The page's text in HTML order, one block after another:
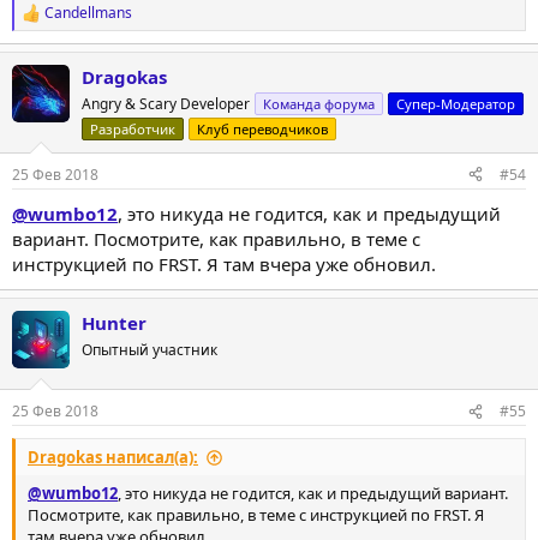
Р
е
а
к
ц
и
:
Candellmans
Dragokas
Angry & Scary Developer Команда форума
Супер-Модератор
Разработчик
Клуб переводчиков
25 Фев 2018 #54
@wumbo12, это никуда не годится, как и предыдущий
вариант. Посмотрите, как правильно, в теме с
инструкцией по FRST. Я там вчера уже обновил.
Hunter
Опытный участник
25 Фев 2018 #55
Dragokas написал(а):
@wumbo12, это никуда не годится, как и предыдущий вариант.
Посмотрите, как правильно, в теме с инструкцией по FRST. Я